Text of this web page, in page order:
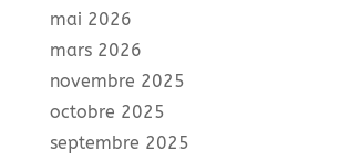
mai 2026
mars 2026
novembre 2025
octobre 2025
septembre 2025